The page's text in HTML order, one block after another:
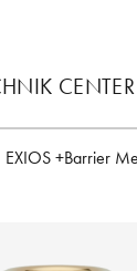
CENTER
EXIOS +Barrier